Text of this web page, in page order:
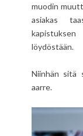
muodin
asiakas
löydöstään.
Niinhän sitä
aarre.